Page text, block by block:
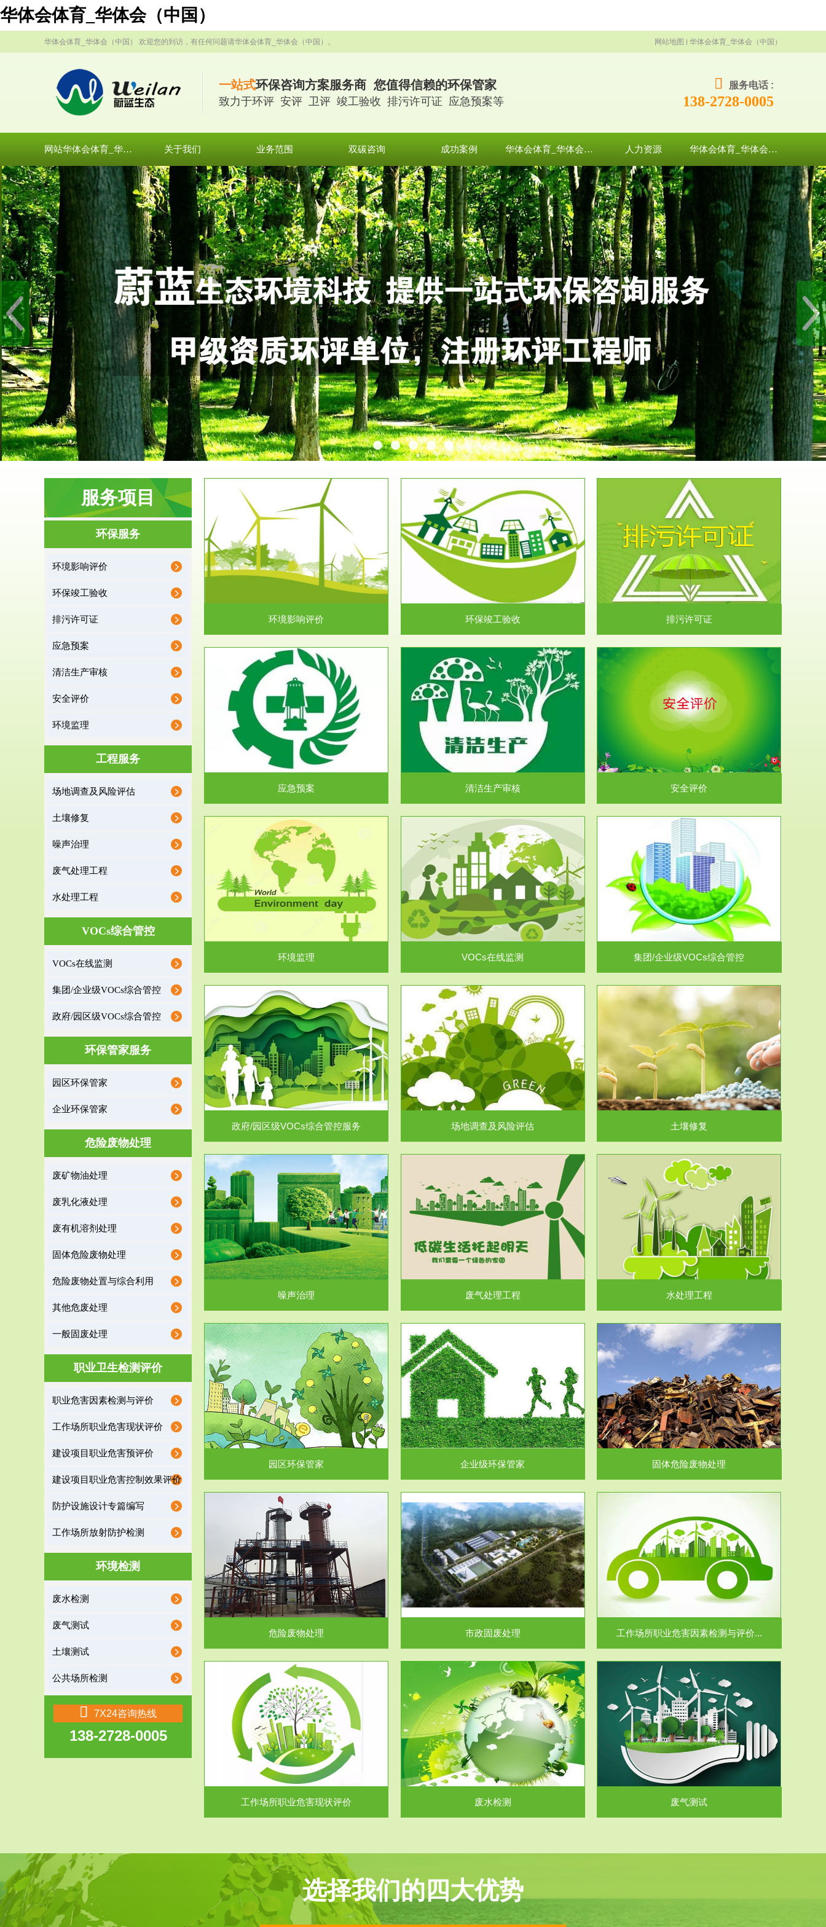
华体会体育_华体会（中国）
华体会体育_华体会（中国） 欢迎您的到访，有任何问题请华体会体育_华体会（中国）。 网站地图 华体会体育_华体会（中国）
一站式环保咨询方案服务商 您值得信赖的环保管家
致力于环评 安评 卫评 竣工验收 排污许可证 应急预案等
服务电话 :
138-2728-0005
网站华体会体育_华体会（中国） 关于我们 业务范围 双碳咨询 成功案例 华体会体育_华体会（中国） 人力资源 华体会体育_华体会（中国）
服务项目
环保服务
环境影响评价
环保竣工验收
排污许可证
应急预案
清洁生产审核
安全评价
环境监理
工程服务
场地调查及风险评估
土壤修复
噪声治理
废气处理工程
水处理工程
VOCs综合管控
VOCs在线监测
集团/企业级VOCs综合管控
政府/园区级VOCs综合管控
环保管家服务
园区环保管家
企业环保管家
危险废物处理
废矿物油处理
废乳化液处理
废有机溶剂处理
固体危险废物处理
危险废物处置与综合利用
其他危废处理
一般固废处理
职业卫生检测评价
职业危害因素检测与评价
工作场所职业危害现状评价
建设项目职业危害预评价
建设项目职业危害控制效果评价
防护设施设计专篇编写
工作场所放射防护检测
环境检测
废水检测
废气测试
土壤测试
公共场所检测
7X24咨询热线
138-2728-0005
服务范围
环境影响评价
据《中华人民共和国环境保护法》第十九条 编制
有关开发利用规划，建...
环境影响评价
服务范围
环保竣工验收
根据《建设项目环境保护管理条例》第十七条 编
制环境影响报告书、...
环保竣工验收
服务范围
排污许可证
排污许可申报咨询：（排污许可证）根据《中华
人民共和国环境保护法》...
排污许可证
业事业单位应当按照...
应急预案
服务范围
清洁生产审核
根据《中华人民共和国清洁生产促进法》、《清
洁生产审核暂行办法...
清洁生产审核
服务范围
安全评价
安全评价安全评价目的是查找、分析和预测工
程、系统、生产经营活...
安全评价
收监管的重要辅助...
环境监理
服务范围
VOCs在线监测
根据《重点区域大气污染防治“十二五”规划》有
机废气净化率达...
VOCs在线监测
服务范围
集团/企业级VOCs综合管控
进行VOCs管控，首先就要找到排放的源头，并
监测估算出排放量。企业...
集团/企业级VOCs综合管控
政府/园区级VOCs综合管控服务
根据《石化行业挥发性有机物综合整治方案》文
政府/园区级VOCs综合管控服务
服务范围
场地调查及风险评估
受政府或企业委托，对于拟关停搬迁和拟变更土
地利用方式或者土地使...
场地调查及风险评估
服务范围
土壤修复
土壤修复
服务范围
噪声治理
噪声治理
服务范围
废气处理工程
废气处理工程
服务范围
水处理工程
水处理工程
服务范围
园区环保管家
保护作用促进供给侧结...
园区环保管家
服务范围
企业级环保管家
排污许可证作为企业环保执法情况的一个重要依
据，其必要性及合规性...
企业级环保管家
服务范围
固体危险废物处理
固体废物解释：固体废物是指人们在生产建设、
日常生活和其他活动中...
固体危险废物处理
服务范围
危险废物处理
危险废物解释：根据《中华人民共和国固体废物
污染防治法》的规定，危...
危险废物处理
服务范围
市政固废处理
蔚蓝生态环境科技所从事的市政废物处理业务包
括市政废物的处理处...
市政固废处理
服务范围
工作场所职业危害因素检测与评价...
【检测评价意义】：全面了解工作场所职业病危
害因素分布与浓（强）度...
工作场所职业危害因素检测与评价...
服务范围
工作场所职业危害现状评价
工作场所职业危害现状评价
服务范围
废水检测
废水污水检测主要是对企业工厂在生产工艺过程
中排出的废水、污水...
废水检测
服务范围
废气测试
检测范围工业废气检测包括有机废气和无机废
气。有机废气主要包括...
废气测试
选择我们的四大优势